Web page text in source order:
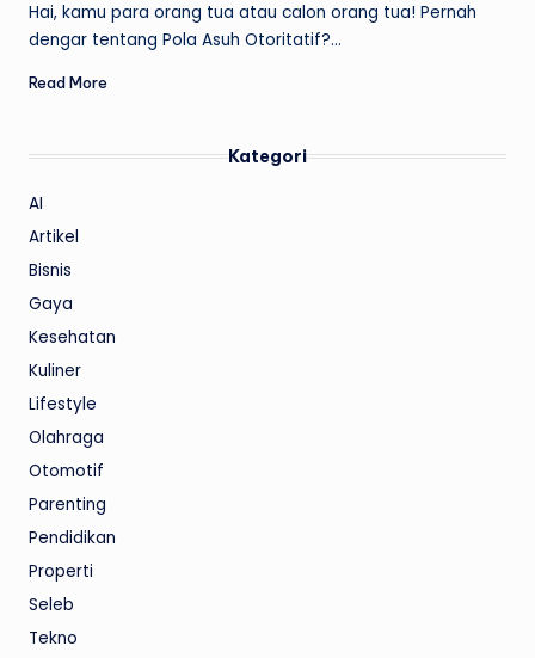
Hai, kamu para orang tua atau calon orang tua! Pernah
dengar tentang Pola Asuh Otoritatif?…
Read More
Kategori
AI
Artikel
Bisnis
Gaya
Kesehatan
Kuliner
Lifestyle
Olahraga
Otomotif
Parenting
Pendidikan
Properti
Seleb
Tekno